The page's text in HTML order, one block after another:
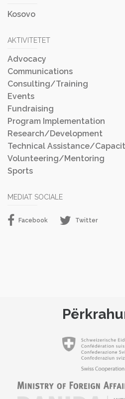
Kosovo
AKTIVITETET
Advocacy
Communications
Consulting/Training
Events
Fundraising
Program Implementation
Research/Development
Technical Assistance/
Volunteering/Mentoring
Sports
MEDIAT SOCIALE
Facebook Twitter